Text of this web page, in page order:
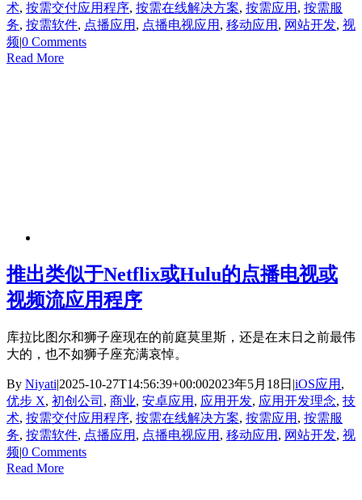
术, 按需交付应用程序, 按需在线解决方案, 按需应用 , 按需服
务, 按需软件, 点播应用 , 点播电视应用 , 移动应用 , 网站开发, 视
频|0 Comments
Read More
推出类似于Netflix或Hulu的点播电视或
视频流应用程序
库拉比图尔和狮子座现在的前庭莫里斯，还是在末日之前最伟
大的，也不如狮子座充满哀悼。
By Niyati|2025-10-27T14:56:39+00:002023年5月18日 |iOS应用 ,
优步 X, 初创公司 , 商业, 安卓应用 , 应用开发, 应用开发理念, 技
术, 按需交付应用程序, 按需在线解决方案, 按需应用 , 按需服
务, 按需软件, 点播应用 , 点播电视应用 , 移动应用 , 网站开发, 视
频|0 Comments
Read More